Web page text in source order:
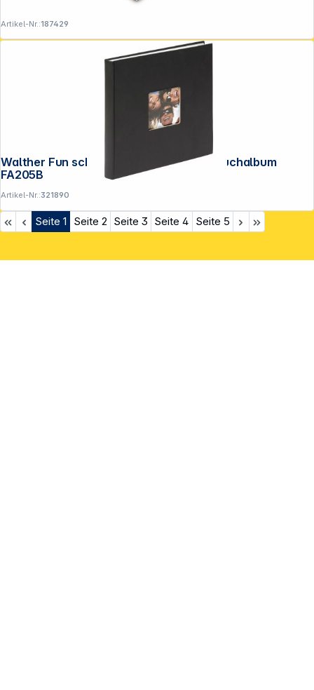
Artikel-Nr.:187429
Walther Fun schwarz 26x25 40 Seiten Buchalbum
FA205B
Artikel-Nr.:321890
Seite 1 Seite 2 Seite 3 Seite 4 Seite 5